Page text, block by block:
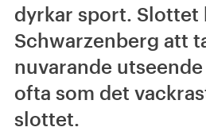
dyrkar sport. Slottet
Schwarzenberg att
nuvarande
ofta som det
slottet.